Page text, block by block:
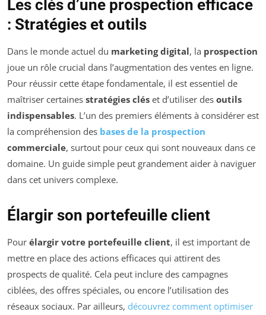
Les clés d’une prospection efficace
: Stratégies et outils
Dans le monde actuel du marketing digital, la prospection
joue un rôle crucial dans l’augmentation des ventes en ligne.
Pour réussir cette étape fondamentale, il est essentiel de
maîtriser certaines stratégies clés et d’utiliser des outils
indispensables. L’un des premiers éléments à considérer est
la compréhension des bases de la prospection
commerciale, surtout pour ceux qui sont nouveaux dans ce
domaine. Un guide simple peut grandement aider à naviguer
dans cet univers complexe.
Élargir son portefeuille client
Pour élargir votre portefeuille client, il est important de
mettre en place des actions efficaces qui attirent des
prospects de qualité. Cela peut inclure des campagnes
ciblées, des offres spéciales, ou encore l’utilisation des
réseaux sociaux. Par ailleurs, découvrez comment optimiser